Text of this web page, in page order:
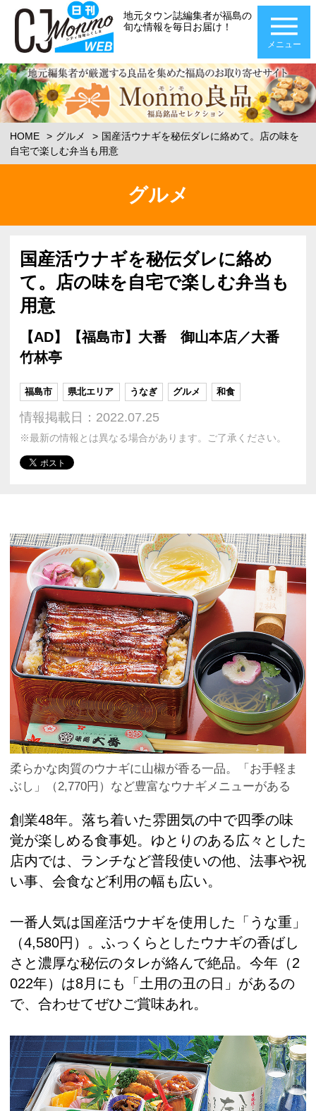
地元タウン誌編集者が福島の
旬な情報を毎日お届け！
メニュー
HOME グルメ
国産活ウナギを秘伝ダレに絡めて。店の味を
自宅で楽しむ弁当も用意
グルメ
国産活ウナギを秘伝ダレに絡め
て。店の味を自宅で楽しむ弁当も
用意
【AD】【福島市】大番 御山本店／大番
竹林亭
福島市 県北エリア うなぎ グルメ 和食
情報掲載日：2022.07.25
※最新の情報とは異なる場合があります。ご了承ください。
柔らかな肉質のウナギに山椒が香る一品。「お手軽ま
ぶし」（2,770円）など豊富なウナギメニューがある
創業48年。落ち着いた雰囲気の中で四季の味
覚が楽しめる食事処。ゆとりのある広々とした
店内では、ランチなど普段使いの他、法事や祝
い事、会食など利用の幅も広い。
一番人気は国産活ウナギを使用した「うな重」
（4,580円）。ふっくらとしたウナギの香ばし
さと濃厚な秘伝のタレが絡んで絶品。今年（2
022年）は8月にも「土用の丑の日」があるの
で、合わせてぜひご賞味あれ。